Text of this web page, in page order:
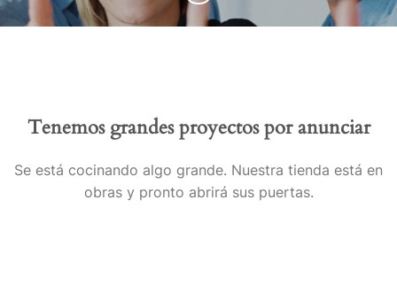
Tenemos grandes proyectos por anunciar
Se está cocinando algo grande. Nuestra tienda está en
obras y pronto abrirá sus puertas.